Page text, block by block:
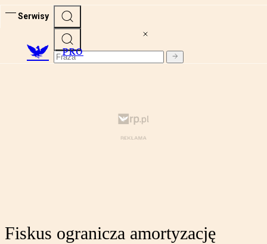
Serwisy
PRO
Fiskus ogranicza amortyzację